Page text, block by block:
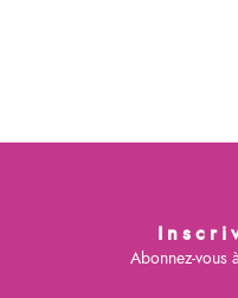
Abonnez-vous